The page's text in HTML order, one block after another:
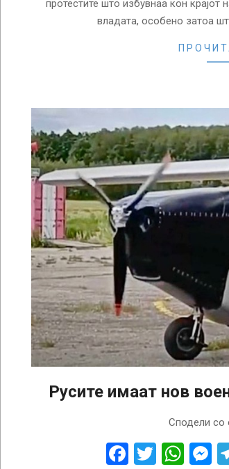
протестите што избувнаа кон
владата, особено затоа
Русите имаат нов
Сподели со
Facebook
Twitter